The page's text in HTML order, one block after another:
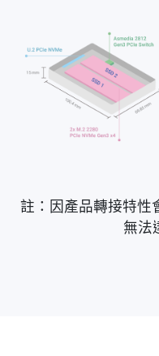
註：因產品轉接特性
無法